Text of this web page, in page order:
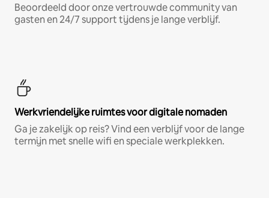
Beoordeeld door onze vertrouwde community van
gasten en 24/7 support tijdens je lange verblijf.
Werkvriendelijke ruimtes voor digitale nomaden
Ga je zakelijk op reis? Vind een verblijf voor de lange
termijn met snelle wifi en speciale werkplekken.